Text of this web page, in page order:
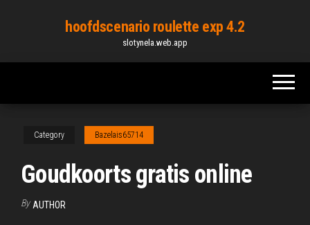
content
hoofdscenario roulette exp 4.2
slotynela.web.app
Category Bazelais65714
Goudkoorts gratis online
By AUTHOR